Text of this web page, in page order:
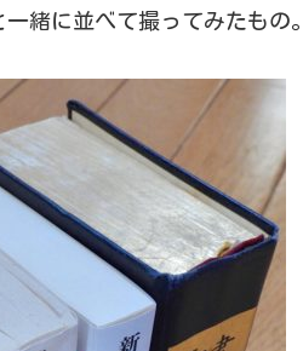
緒に並べて撮ってみたもの。